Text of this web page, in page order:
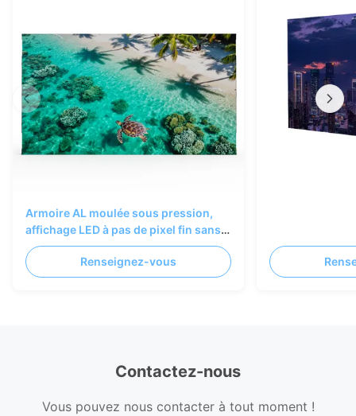
Armoire AL moulée sous pression,
affichage LED à pas de pixel fin sans
couture P1.25 COB, 600x337.5mm
Renseignez-vous
Contactez-nous
Vous pouvez nous contacter à tout moment !